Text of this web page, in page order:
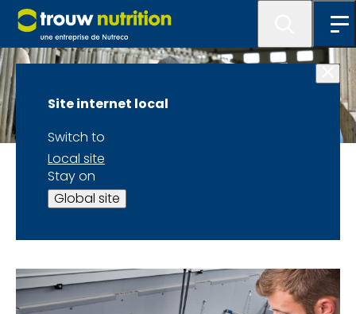
Site internet local
Switch to
Local site
Stay on
Global site
Page d'accueil
Nos employés